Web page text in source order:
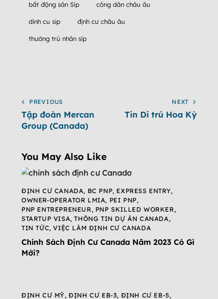
bất động sản Síp công dân châu âu
dinh cu sip định cư châu âu
thường trú nhân síp
PREVIOUS
Tập đoàn Mercan
Group (Canada)
NEXT
Tin Di trú Hoa Kỳ
You May Also Like
ĐỊNH CƯ CANADA, BC PNP, EXPRESS ENTRY,
OWNER-OPERATOR LMIA, PEI PNP,
PNP ENTREPRENEUR, PNP SKILLED WORKER,
STARTUP VISA,THÔNG TIN DỰ ÁN CANADA,
TIN TỨC,VIỆC LÀM ĐỊNH CƯ CANADA
Chính Sách Định Cư Canada Năm 2023 Có Gì
Mới?
ĐỊNH CƯ MỸ,ĐỊNH CƯ EB-3, ĐỊNH CƯ EB-5,